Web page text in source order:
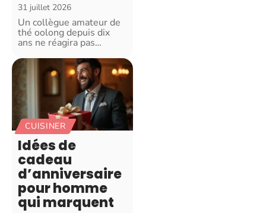
31 juillet 2026
Un collègue amateur de
thé oolong depuis dix
ans ne réagira pas…
CUISINER
Idées de
cadeau
d’anniversaire
pour homme
qui marquent